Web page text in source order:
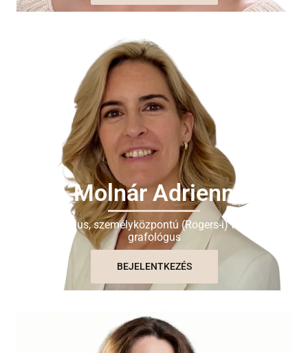
Molnár Adrienn
Pszichológus, személyközpontú (Rogers-i) tanácsadó,
grafológus
BEJELENTKEZÉS